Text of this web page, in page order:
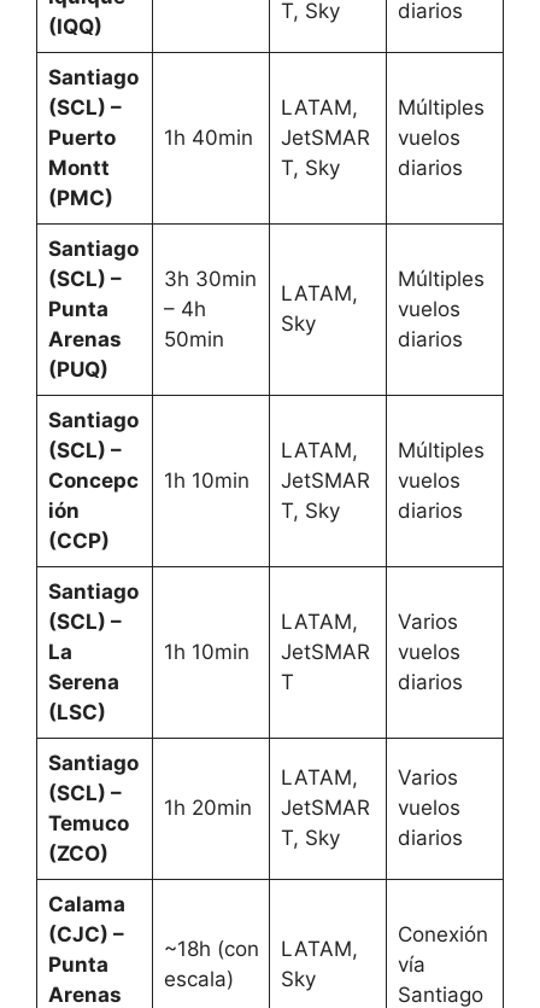
(IQQ)
T, Sky diarios
Santiago
(SCL) –
Puerto
Montt
(PMC)
1h 40min
LATAM,
JetSMAR
T, Sky
Múltiples
vuelos
diarios
Santiago
(SCL) –
Punta
Arenas
(PUQ)
3h 30min
– 4h
50min
LATAM,
Sky
Múltiples
vuelos
diarios
Santiago
(SCL) –
Concepc
ión
(CCP)
1h 10min
LATAM,
JetSMAR
T, Sky
Múltiples
vuelos
diarios
Santiago
(SCL) –
La
Serena
(LSC)
1h 10min
LATAM,
JetSMAR
T
Varios
vuelos
diarios
Santiago
(SCL) –
Temuco
(ZCO)
1h 20min
LATAM,
JetSMAR
T, Sky
Varios
vuelos
diarios
Calama
(CJC) –
Punta
Arenas
~18h (con
escala)
LATAM,
Sky
Conexión
vía
Santiago